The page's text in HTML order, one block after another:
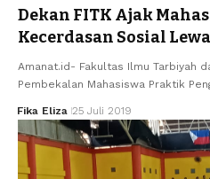
Dekan FITK Ajak
Kecerdasan Sosial
Amanat.id- Fakultas Ilmu Tarbiyah
Pembekalan Mahasiswa Praktik
Fika Eliza 25 Juli 2019